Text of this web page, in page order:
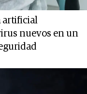
artificial
nuevos en un